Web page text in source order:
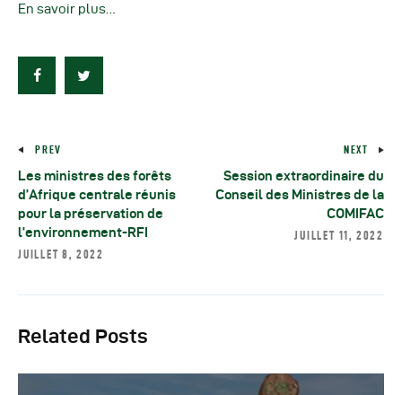
En savoir plus…
PREV
Les ministres des forêts
d’Afrique centrale réunis
pour la préservation de
l’environnement-RFI
JUILLET 8, 2022
NEXT
Session extraordinaire du
Conseil des Ministres de la
COMIFAC
JUILLET 11, 2022
Related Posts